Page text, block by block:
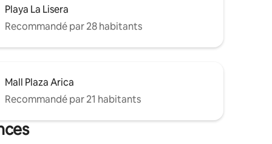
Playa La Lisera
Recommandé par 28 habitants
Mall Plaza Arica
Recommandé par 21 habitants